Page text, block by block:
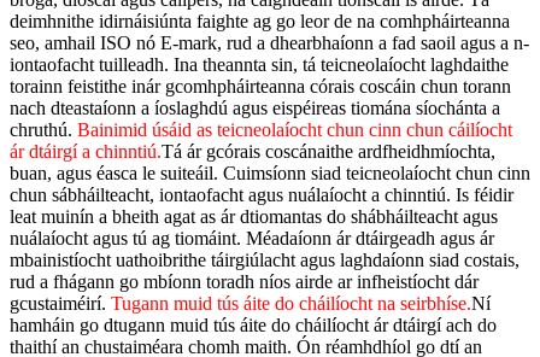
deimhnithe idirnáisiúnta faighte ag go leor de na comhpháirteanna
seo, amhail ISO nó E-mark, rud a dhearbhaíonn a fad saoil agus a n-
iontaofacht tuilleadh. Ina theannta sin, tá teicneolaíocht laghdaithe
torainn feistithe inár gcomhpháirteanna córais coscáin chun torann
nach dteastaíonn a íoslaghdú agus eispéireas tiomána síochánta a
chruthú. Bainimid úsáid as teicneolaíocht chun cinn chun cáilíocht
ár dtáirgí a chinntiú.Tá ár gcórais coscánaithe ardfheidhmíochta,
buan, agus éasca le suiteáil. Cuimsíonn siad teicneolaíocht chun cinn
chun sábháilteacht, iontaofacht agus nuálaíocht a chinntiú. Is féidir
leat muinín a bheith agat as ár dtiomantas do shábháilteacht agus
nuálaíocht agus tú ag tiomáint. Méadaíonn ár dtáirgeadh agus ár
mbainistíocht uathoibrithe táirgiúlacht agus laghdaíonn siad costais,
rud a fhágann go mbíonn toradh níos airde ar infheistíocht dár
gcustaiméirí. Tugann muid tús áite do cháilíocht na seirbhíse.Ní
hamháin go dtugann muid tús áite do cháilíocht ár dtáirgí ach do
thaithí an chustaiméara chomh maith. Ón réamhdhíol go dtí an